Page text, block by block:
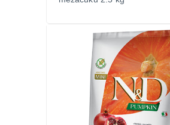
pamatotu uztura pieeju.
Izvēlieties FARMINA N&D DOG
sausā barība suņiem
Zoopasaule.lv – pasūtiet jau
un lielisku cenu!